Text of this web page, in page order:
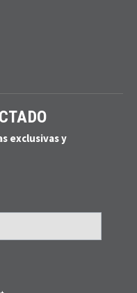
exclusivas y